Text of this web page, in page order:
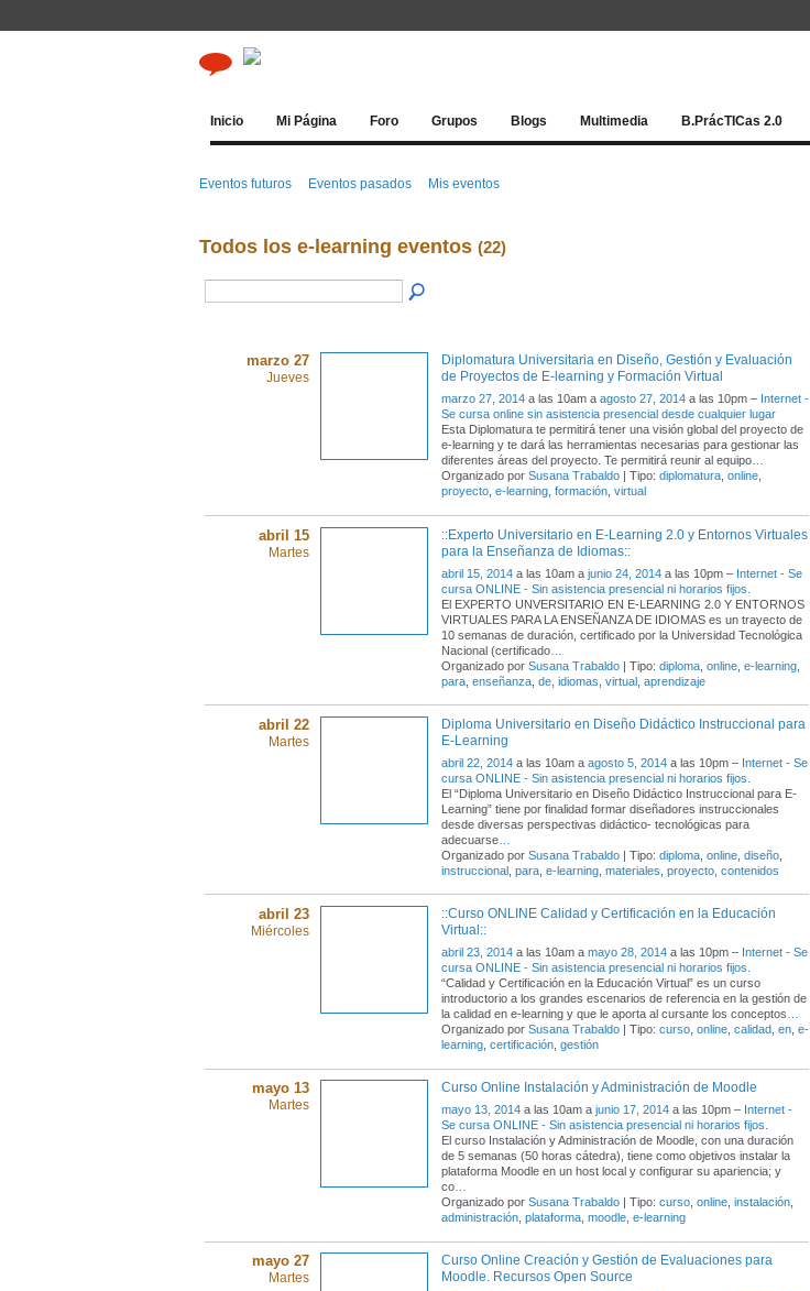
Inicio Mi Página Foro Grupos Blogs Multimedia B.PrácTICas 2.0
Eventos futuros Eventos pasados Mis eventos
Todos los e-learning eventos (22)
marzo 27
Jueves
Diplomatura Universitaria en Diseño, Gestión y Evaluación
de Proyectos de E-learning y Formación Virtual
marzo 27, 2014 a las 10am a agosto 27, 2014 a las 10pm – Internet -
Se cursa online sin asistencia presencial desde cualquier lugar
Esta Diplomatura te permitirá tener una visión global del proyecto de
e-learning y te dará las herramientas necesarias para gestionar las
diferentes áreas del proyecto. Te permitirá reunir al equipo…
Organizado por Susana Trabaldo | Tipo: diplomatura, online,
proyecto, e-learning, formación, virtual
abril 15
Martes
::Experto Universitario en E-Learning 2.0 y Entornos Virtuales
para la Enseñanza de Idiomas::
abril 15, 2014 a las 10am a junio 24, 2014 a las 10pm – Internet - Se
cursa ONLINE - Sin asistencia presencial ni horarios fijos.
El EXPERTO UNVERSITARIO EN E-LEARNING 2.0 Y ENTORNOS
VIRTUALES PARA LA ENSEÑANZA DE IDIOMAS es un trayecto de
10 semanas de duración, certificado por la Universidad Tecnológica
Nacional (certificado
Organizado por Susana Trabaldo | Tipo: diploma online e-learning
para enseñanza de idiomas virtual aprendizaje
abril 22
Martes
Diploma Universitario en Diseño Didáctico Instruccional para
E-Learning
abril 22, 2014 a las 10am a agosto 5, 2014 a las 10pm – Internet - Se
cursa ONLINE - Sin asistencia presencial ni horarios fijos.
El “Diploma Universitario en Diseño Didáctico Instruccional para E-
Learning” tiene por finalidad formar diseñadores instruccionales
desde diversas perspectivas didáctico- tecnológicas para
adecuarse
Organizado por Susana Trabaldo | Tipo: diploma online diseño
instruccional para e-learning materiales proyecto contenidos
abril 23
Miércoles
::Curso ONLINE Calidad y Certificación en la Educación
Virtual::
abril 23, 2014 a las 10am a mayo 28, 2014 a las 10pm – Internet - Se
cursa ONLINE - Sin asistencia presencial ni horarios fijos.
“Calidad y Certificación en la Educación Virtual” es un curso
introductorio a los grandes escenarios de referencia en la gestión de
la calidad en e-learning y que le aporta al cursante los conceptos
Organizado por Susana Trabaldo | Tipo: curso online calidad en e-
learning certificación gestión
mayo 13
Martes
Curso Online Instalación y Administración de Moodle
mayo 13, 2014 a las 10am a junio 17, 2014 a las 10pm – Internet -
Se cursa ONLINE - Sin asistencia presencial ni horarios fijos.
El curso Instalación y Administración de Moodle, con una duración
de 5 semanas (50 horas cátedra), tiene como objetivos instalar la
plataforma Moodle en un host local y configurar su apariencia; y
co
Organizado por Susana Trabaldo | Tipo: curso online instalación
administración plataforma moodle e-learning
mayo 27
Martes
Curso Online Creación y Gestión de Evaluaciones para
Moodle. Recursos Open Source